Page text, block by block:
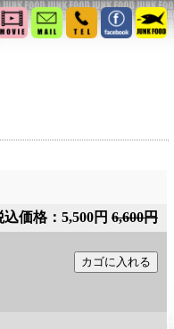
価格：5,500円 6,600円